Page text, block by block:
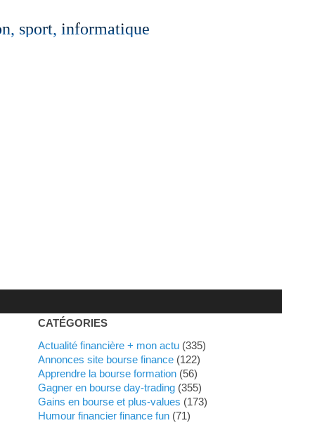
sport, informatique
CATÉGORIES
Actualité financière + mon actu (335)
Annonces site bourse finance (122)
Apprendre la bourse formation (56)
Gagner en bourse day-trading (355)
Gains en bourse et plus-values (173)
Humour financier finance fun (71)